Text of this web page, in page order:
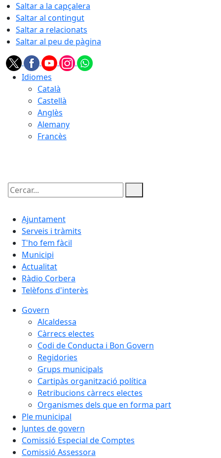
Saltar a la capçalera
Saltar al contingut
Saltar a relacionats
Saltar al peu de pàgina
Idiomes
Català
Castellà
Anglès
Alemany
Francès
Cercar:
Ajuntament
Serveis i tràmits
T'ho fem fàcil
Municipi
Actualitat
Ràdio Corbera
Telèfons d'interès
Govern
Alcaldessa
Càrrecs electes
Codi de Conducta i Bon Govern
Regidories
Grups municipals
Cartipàs organització política
Retribucions càrrecs electes
Organismes dels que en forma part
Ple municipal
Juntes de govern
Comissió Especial de Comptes
Comissió Assessora